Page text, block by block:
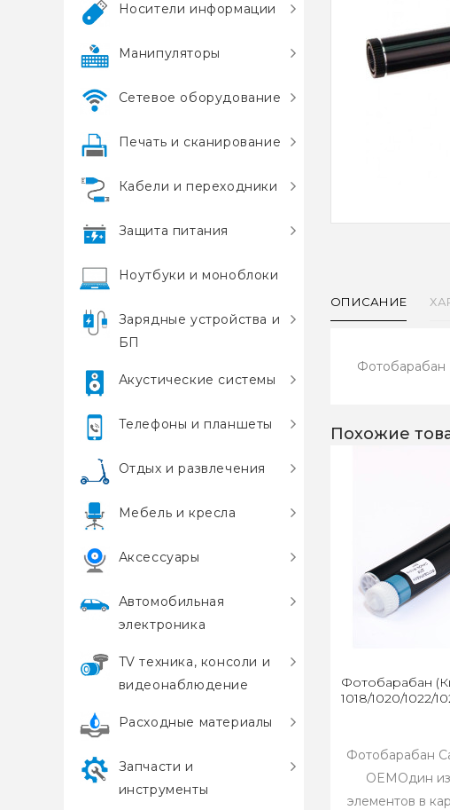
Носители информации
Манипуляторы
Сетевое оборудование
Печать и сканирование
Кабели и переходники
Защита питания
Ноутбуки и моноблоки
Зарядные устройства и
БП
Акустические системы
Телефоны и планшеты
Отдых и развлечения
Мебель и кресла
Аксессуары
Автомобильная
электроника
TV техника, консоли и
видеонаблюдение
Расходные материалы
Запчасти и
инструменты
ОПИСАНИЕ
Фотобарабан
Похожие
Фотобарабан
1018/1020/1022/
Фотобарабан
OEMОдин
элементов в